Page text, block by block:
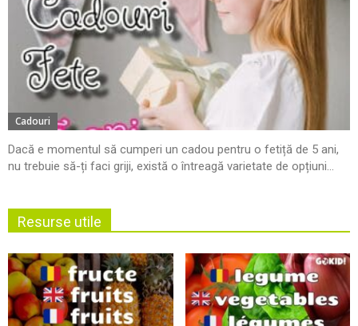
Cadouri
Dacă e momentul să cumperi un cadou pentru o fetiță de 5 ani,
nu trebuie să-ți faci griji, există o întreagă varietate de opțiuni...
Resurse utile